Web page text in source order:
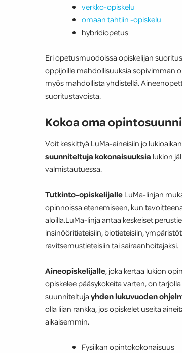
verkko-opiskelu
omaan tahtiin -opiskelu
hybridiopetus
Eri opetusmuodoissa opiskelijan
oppijoille mahdollisuuksia sopivimman
myös mahdollista yhdistellä.
suoritustavoista.
Kokoa oma
Voit keskittyä LuMa-aineisiin jo
suunniteltuja kokonaisuuksia lukion
valmistautuessa.
Tutkinto-opiskelijalleLuMa-linjan
opinnoissa etenemiseen, kun
aloilla.LuMa-linja antaa keskeiset
insinööritieteisiin, biotieteisiin,
ravitsemustieteisiin tai sairaanhoitajaksi.
Aineopiskelijalle, joka kertaa lukion
opiskelee pääsykokeita varten, on
suunniteltujayhden lukuvuoden
olla liian rankka, jos opiskelet useita
aikaisemmin.
Fysiikan opintokokonaisuus